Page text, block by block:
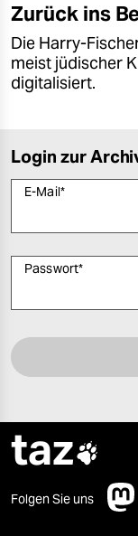
Zurück ins
Die Harry-
meist jüdischer
digitalisiert.
Login zur
E-Mail*
Passwort*
taz
Folgen Sie uns